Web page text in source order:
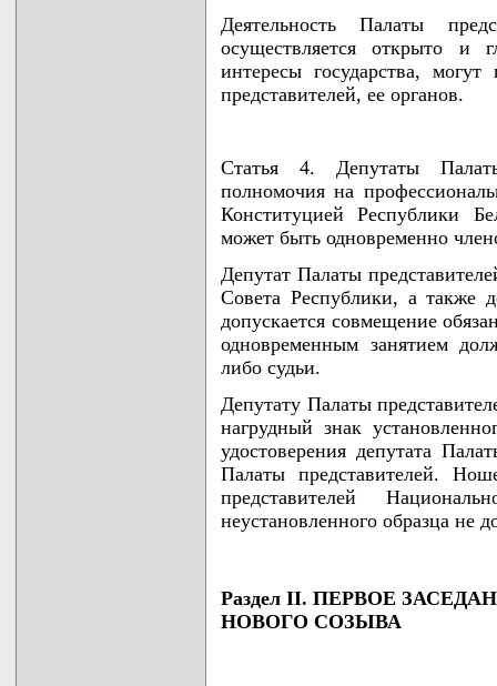
Деятельность Палаты
осуществляется открыто и
интересы государства,
представителей, ее органов.
Статья 4. Депутаты
полномочия на
Конституцией Республики
может быть одновременно
Депутат Палаты
Совета Республики, а также
допускается совмещение
одновременным занятием
либо судьи.
Депутату Палаты
нагрудный знак
удостоверения депутата
Палаты представителей.
представителей
неустановленного образца не
Раздел II. ПЕРВОЕ
НОВОГО СОЗЫВА